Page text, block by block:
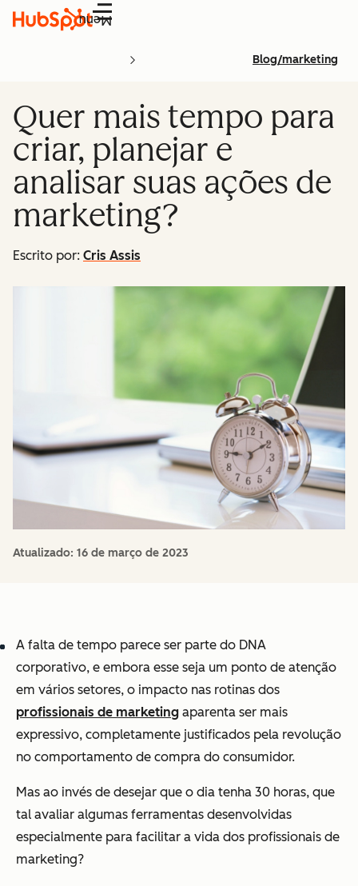
Menu
Blog/marketing
Quer mais tempo para
criar, planejar e
analisar suas ações de
marketing?
Escrito por: Cris Assis
Atualizado: 16 de março de 2023
A falta de tempo parece ser parte do DNA
corporativo, e embora esse seja um ponto de atenção
em vários setores, o impacto nas rotinas dos
profissionais de marketing aparenta ser mais
expressivo, completamente justificados pela revolução
no comportamento de compra do consumidor.
Mas ao invés de desejar que o dia tenha 30 horas, que
tal avaliar algumas ferramentas desenvolvidas
especialmente para facilitar a vida dos profissionais de
marketing?